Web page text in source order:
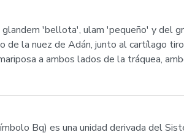
'bellota', ulam 'pequeño' y del
de la nuez de Adán, junto al cartílago
a ambos lados de la tráquea,
Bq) es una unidad derivada del